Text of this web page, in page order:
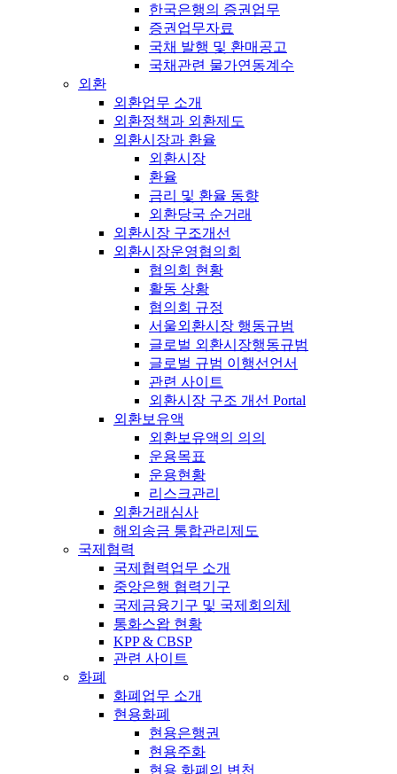
한국은행의 증권업무
증권업무자료
국채 발행 및 환매공고
국채관련 물가연동계수
외환
외환업무 소개
외환정책과 외환제도
외환시장과 환율
외환시장
환율
금리 및 환율 동향
외환당국 순거래
외환시장 구조개선
외환시장운영협의회
협의회 현황
활동 상황
협의회 규정
서울외환시장 행동규범
글로벌 외환시장행동규범
글로벌 규범 이행선언서
관련 사이트
외환시장 구조 개선 Portal
외환보유액
외환보유액의 의의
운용목표
운용현황
리스크관리
외환거래심사
해외송금 통합관리제도
국제협력
국제협력업무 소개
중앙은행 협력기구
국제금융기구 및 국제회의체
통화스왑 현황
KPP & CBSP
관련 사이트
화폐
화폐업무 소개
현용화폐
현용은행권
현용주화
현용 화폐의 변천